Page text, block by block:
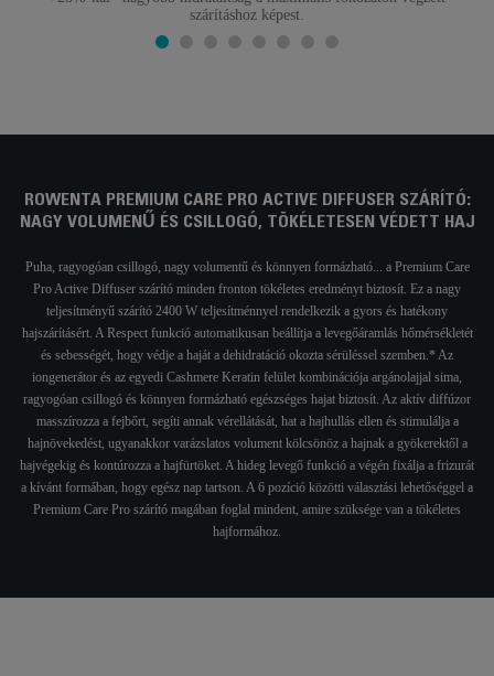
szárításhoz képest.
ROWENTA PREMIUM CARE PRO ACTIVE DIFFUSER SZÁRÍTÓ:
NAGY VOLUMENŰ ÉS CSILLOGÓ, TÖKÉLETESEN VÉDETT HAJ
Puha, ragyogóan csillogó, nagy volumentű és könnyen formázható... a Premium Care
Pro Active Diffuser szárító minden fronton tökéletes eredményt biztosít. Ez a nagy
teljesítményű szárító 2400 W teljesítménnyel rendelkezik a gyors és hatékony
hajszárításért. A Respect funkció automatikusan beállítja a levegőáramlás hőmérsékletét
és sebességét, hogy védje a haját a dehidratáció okozta sérüléssel szemben.* Az
iongenerátor és az egyedi Cashmere Keratin felület kombinációja argánolajjal sima,
ragyogóan csillogó és könnyen formázható egészséges hajat biztosít. Az aktív diffúzor
masszírozza a fejbőrt, segíti annak vérellátását, hat a hajhullás ellen és stimulálja a
hajnövekedést, ugyanakkor varázslatos volument kölcsönöz a hajnak a gyökerektől a
hajvégekig és kontúrozza a hajfürtöket. A hideg levegő funkció a végén fixálja a frizurát
a kívánt formában, hogy egész nap tartson. A 6 pozíció közötti választási lehetőséggel a
Premium Care Pro szárító magában foglal mindent, amire szüksége van a tökéletes
hajformához.